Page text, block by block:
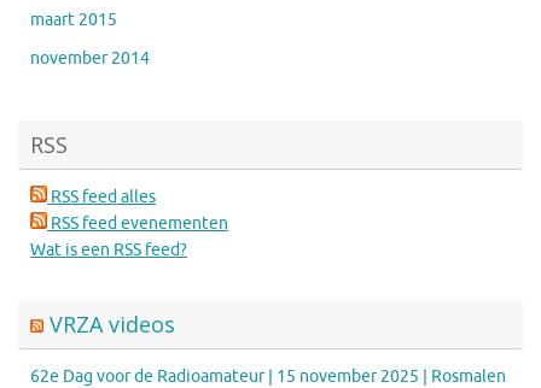
maart 2015
november 2014
RSS
RSS feed alles
RSS feed evenementen
Wat is een RSS feed?
VRZA videos
62e Dag voor de Radioamateur | 15 november 2025 | Rosmalen